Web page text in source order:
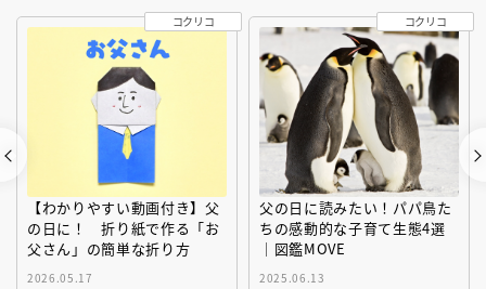
【わかりやすい動画付き】父
の日に！ 折り紙で作る「お
父さん」の簡単な折り方
2026.05.17
コクリコ
父の日に読みたい！パパ鳥た
ちの感動的な子育て生態4選
｜図鑑MOVE
2025.06.13
コクリコ